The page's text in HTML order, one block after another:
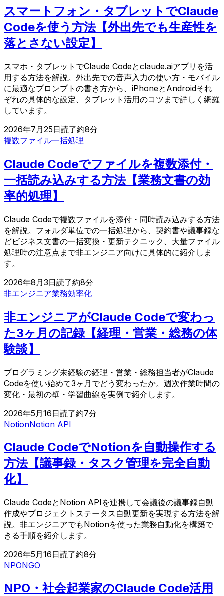
スマートフォン・タブレットでClaude
Codeを使う方法【外出先でも生産性を
落とさない設定】
スマホ・タブレットでClaude Codeとclaude.aiアプリを活
用する方法を解説。外出先での音声入力の使い方・モバイル
に最適なプロンプトの書き方から、iPhoneとAndroidそれ
ぞれの具体的な設定、タブレット活用のコツまで詳しく網羅
しています。
2026年7月25日読了約8分
複数ファイル一括処理
Claude Codeでファイルを複数添付・
一括読み込みする方法【業務文書の効
率的処理】
Claude Codeで複数ファイルを添付・同時読み込みする方法
を解説。フォルダ単位での一括処理から、契約書や議事録な
どビジネス文書の一括変換・更新テクニック、大量ファイル
処理時の注意点まで非エンジニア向けに具体的に紹介しま
す。
2026年8月3日読了約8分
非エンジニア業務効率化
非エンジニアがClaude Codeで変わっ
た3ヶ月の記録【経理・営業・総務の体
験談】
プログラミング未経験の経理・営業・総務担当者がClaude
Codeを使い始めて3ヶ月でどう変わったか。週次作業時間の
変化・最初の壁・学習曲線を実例で紹介します。
2026年5月16日読了約7分
NotionNotion API
Claude CodeでNotionを自動操作する
方法【議事録・タスク管理を完全自動
化】
Claude CodeとNotion APIを連携して会議後の議事録自動
作成やプロジェクトステータス自動更新を実現する方法を解
説。非エンジニアでもNotionを使った業務自動化を構築で
きる手順を紹介します。
2026年5月16日読了約8分
NPONGO
NPO・社会起業家のClaude Code活用